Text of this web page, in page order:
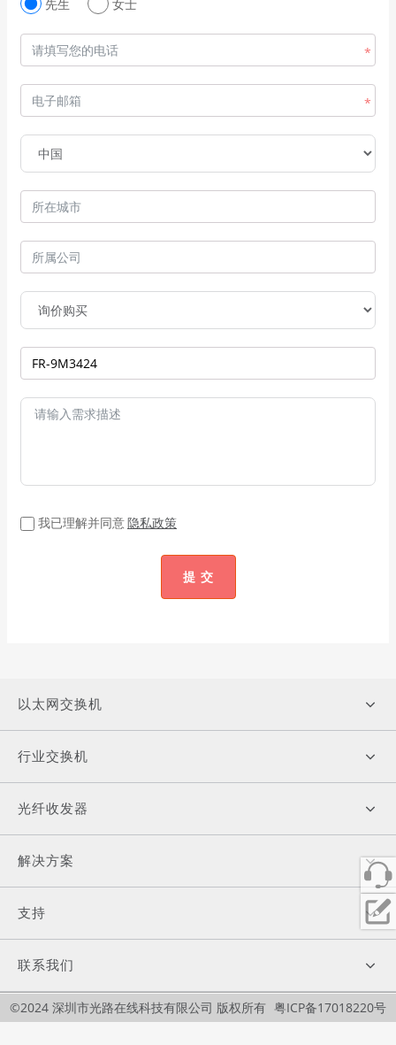
先生 女士
我已理解并同意隐私政策
提 交
以太网交换机
行业交换机
光纤收发器
解决方案
支持
联系我们
©2024 深圳市光路在线科技有限公司 版权所有 粤ICP备17018220号